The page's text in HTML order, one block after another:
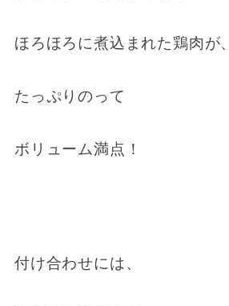
ほろほろに煮込まれた鶏肉が、
たっぷりのって
ボリューム満点！
付け合わせには、